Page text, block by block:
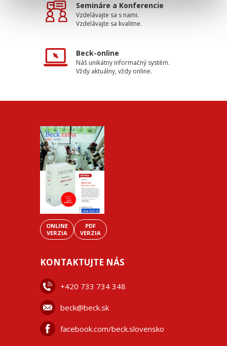
Semináre a Konferencie
Vzdelávajte sa s nami.
Vzdelávajte sa kvalitne.
Beck-online
Náš unikátny informačný systém.
Vždy aktuálny, vždy online.
ONLINE
VERZIA
PDF
VERZIA
KONTAKTUJTE NÁS
+420 733 734 348
beck@beck.sk
facebook.com/beck.slovensko